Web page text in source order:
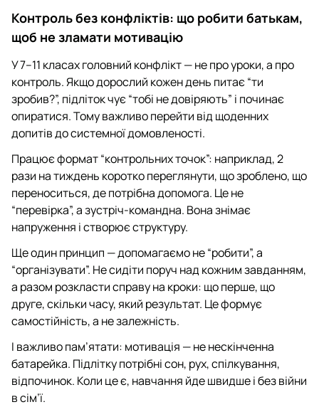
Контроль без конфліктів: що робити батькам,
щоб не зламати мотивацію
У 7–11 класах головний конфлікт — не про уроки, а про
контроль. Якщо дорослий кожен день питає “ти
зробив?”, підліток чує “тобі не довіряють” і починає
опиратися. Тому важливо перейти від щоденних
допитів до системної домовленості.
Працює формат “контрольних точок”: наприклад, 2
рази на тиждень коротко переглянути, що зроблено, що
переноситься, де потрібна допомога. Це не
“перевірка”, а зустріч-командна. Вона знімає
напруження і створює структуру.
Ще один принцип — допомагаємо не “робити”, а
“організувати”. Не сидіти поруч над кожним завданням,
а разом розкласти справу на кроки: що перше, що
друге, скільки часу, який результат. Це формує
самостійність, а не залежність.
І важливо пам’ятати: мотивація — не нескінченна
батарейка. Підлітку потрібні сон, рух, спілкування,
відпочинок. Коли це є, навчання йде швидше і без війни
в сім’ї.